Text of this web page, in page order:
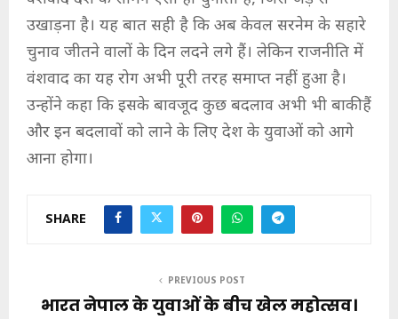
उखाड़ना है। यह बात सही है कि अब केवल सरनेम के सहारे
चुनाव जीतने वालों के दिन लदने लगे हैं। लेकिन राजनीति में
वंशवाद का यह रोग अभी पूरी तरह समाप्त नहीं हुआ है।
उन्होंने कहा कि इसके बावजूद कुछ बदलाव अभी भी बाकी हैं
और इन बदलावों को लाने के लिए देश के युवाओं को आगे
आना होगा।
SHARE
PREVIOUS POST
भारत नेपाल के युवाओं के बीच खेल महोत्सव।